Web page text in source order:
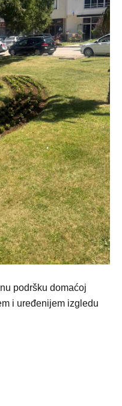
podršku domaćoj
i uređenijem izgledu